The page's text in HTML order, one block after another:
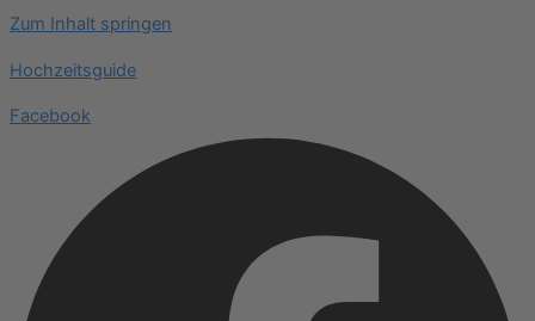
Zum Inhalt springen
Hochzeitsguide
Facebook